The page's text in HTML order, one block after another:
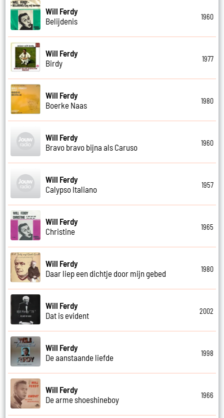
Will Ferdy
Belijdenis
1960
Will Ferdy
Birdy
1977
Will Ferdy
Boerke Naas
1980
Will Ferdy
Bravo bravo bijna als Caruso
1960
Will Ferdy
Calypso Italiano
1957
Will Ferdy
Christine
1965
Will Ferdy
Daar liep een dichtje door mijn gebed
1980
Will Ferdy
Dat is evident
2002
Will Ferdy
De aanstaande liefde
1998
Will Ferdy
De arme shoeshineboy
1966